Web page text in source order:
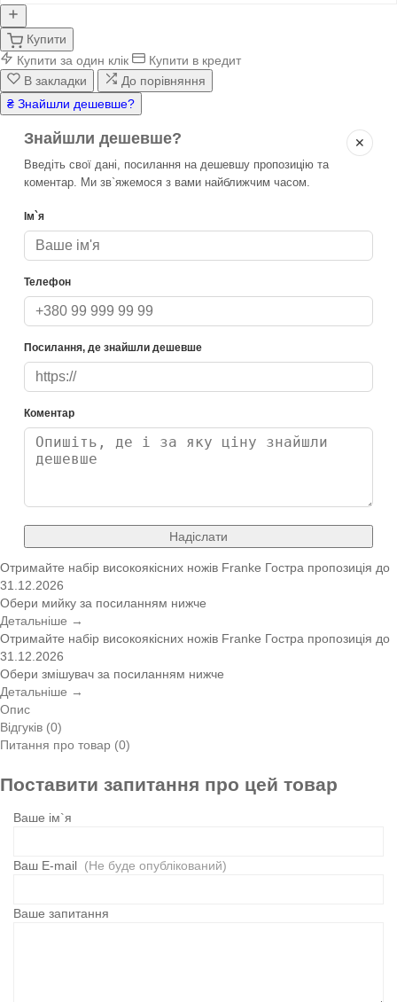
Купити
Купити за один клік
Купити в кредит
В закладки
До порівняння
₴ Знайшли дешевше?
✕
Знайшли дешевше?
Введіть свої дані, посилання на дешевшу пропозицію та
коментар. Ми зв`яжемося з вами найближчим часом.
Ім`я
Телефон
Посилання, де знайшли дешевше
Коментар
Надіслати
Отримайте набір високоякісних ножів Franke Гостра пропозиція до
31.12.2026
Обери мийку за посиланням нижче
Детальніше →
Отримайте набір високоякісних ножів Franke Гостра пропозиція до
31.12.2026
Обери змішувач за посиланням нижче
Детальніше →
Опис
Відгуків (0)
Питання про товар (0)
Поставити запитання про цей товар
Ваше ім`я
Ваш E-mail (Не буде опублікований)
Ваше запитання